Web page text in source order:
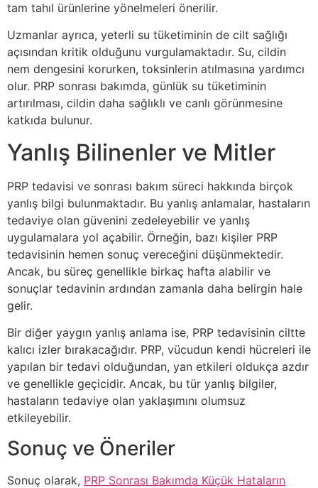
tam tahıl ürünlerine yönelmeleri önerilir.
Uzmanlar ayrıca, yeterli su tüketiminin de cilt sağlığı
açısından kritik olduğunu vurgulamaktadır. Su, cildin
nem dengesini korurken, toksinlerin atılmasına yardımcı
olur. PRP sonrası bakımda, günlük su tüketiminin
artırılması, cildin daha sağlıklı ve canlı görünmesine
katkıda bulunur.
Yanlış Bilinenler ve Mitler
PRP tedavisi ve sonrası bakım süreci hakkında birçok
yanlış bilgi bulunmaktadır. Bu yanlış anlamalar, hastaların
tedaviye olan güvenini zedeleyebilir ve yanlış
uygulamalara yol açabilir. Örneğin, bazı kişiler PRP
tedavisinin hemen sonuç vereceğini düşünmektedir.
Ancak, bu süreç genellikle birkaç hafta alabilir ve
sonuçlar tedavinin ardından zamanla daha belirgin hale
gelir.
Bir diğer yaygın yanlış anlama ise, PRP tedavisinin ciltte
kalıcı izler bırakacağıdır. PRP, vücudun kendi hücreleri ile
yapılan bir tedavi olduğundan, yan etkileri oldukça azdır
ve genellikle geçicidir. Ancak, bu tür yanlış bilgiler,
hastaların tedaviye olan yaklaşımını olumsuz
etkileyebilir.
Sonuç ve Öneriler
Sonuç olarak, PRP Sonrası Bakımda Küçük Hataların